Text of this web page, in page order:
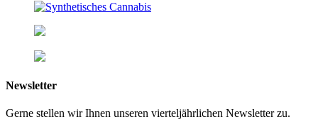
Newsletter
Gerne stellen wir Ihnen unseren vierteljährlichen Newsletter zu.